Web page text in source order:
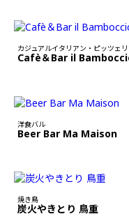
カジュアルイタリアン・ピッツェ
Cafè＆Bar il
洋食バル
Beer Bar Ma Maison
焼き鳥
炭火やきとり 鳥重